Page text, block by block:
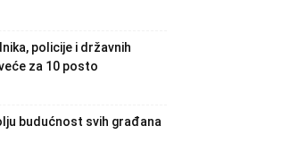
policije i državnih
za 10 posto
budućnost svih građana